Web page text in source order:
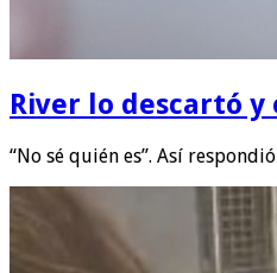
River lo descartó y
“No sé quién es”. Así